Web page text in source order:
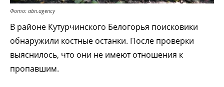
Фото: abn.agency
В районе Кутурчинского Белогорья поисковики
обнаружили костные останки. После проверки
выяснилось, что они не имеют отношения к
пропавшим.